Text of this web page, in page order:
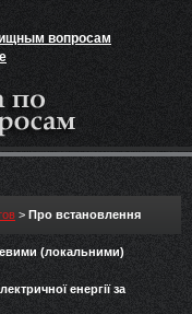
вопросам
> Про встановлення
(локальними)
енергії за